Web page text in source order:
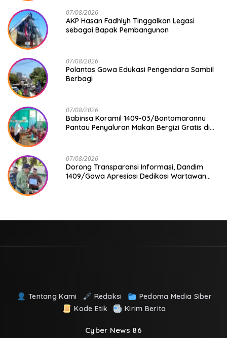
07/08/2026
AKP Hasan Fadhlyh Tinggalkan Legasi
sebagai Bapak Pembangunan
07/08/2026
Polantas Gowa Edukasi Pengendara Sambil
Berbagi
07/08/2026
Babinsa Koramil 1409-03/Bontomarannu
Pantau Penyaluran Makan Bergizi Gratis di
07/08/2026
Dorong Transparansi Informasi, Dandim
1409/Gowa Apresiasi Dedikasi Wartawan
Tentang Kami Redaksi
Pedoma Media Siber
Kode Etik
Kirim Berita
Cyber News 86